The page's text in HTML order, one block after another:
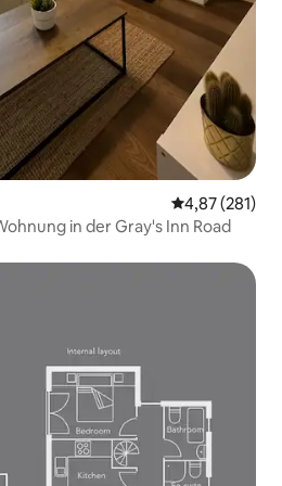
4,87 (281)
in der Gray's Inn Road